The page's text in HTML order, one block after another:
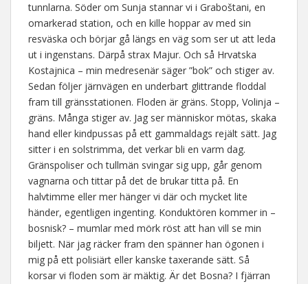
tunnlarna. Söder om Sunja stannar vi i Graboštani, en
omarkerad station, och en kille hoppar av med sin
resväska och börjar gå längs en väg som ser ut att leda
ut i ingenstans. Därpå strax Majur. Och så Hrvatska
Kostajnica – min medresenär säger ”bok” och stiger av.
Sedan följer järnvägen en underbart glittrande floddal
fram till gränsstationen. Floden är gräns. Stopp, Volinja –
gräns. Många stiger av. Jag ser människor mötas, skaka
hand eller kindpussas på ett gammaldags rejält sätt. Jag
sitter i en solstrimma, det verkar bli en varm dag.
Gränspoliser och tullmän svingar sig upp, går genom
vagnarna och tittar på det de brukar titta på. En
halvtimme eller mer hänger vi där och mycket lite
händer, egentligen ingenting. Konduktören kommer in –
bosnisk? – mumlar med mörk röst att han vill se min
biljett. När jag räcker fram den spänner han ögonen i
mig på ett polisiärt eller kanske taxerande sätt. Så
korsar vi floden som är mäktig. Är det Bosna? I fjärran